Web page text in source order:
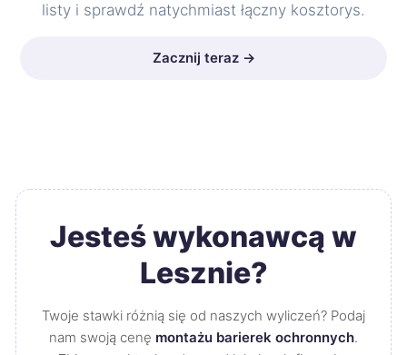
listy i sprawdź natychmiast łączny kosztorys.
Zacznij teraz →
Jesteś wykonawcą w
Lesznie?
Twoje stawki różnią się od naszych wyliczeń? Podaj
nam swoją cenę montażu barierek ochronnych.